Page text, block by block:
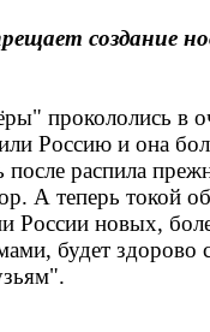
создание
прокололись в
Россию и она
после распила
А теперь токой
России новых,
будет здорово